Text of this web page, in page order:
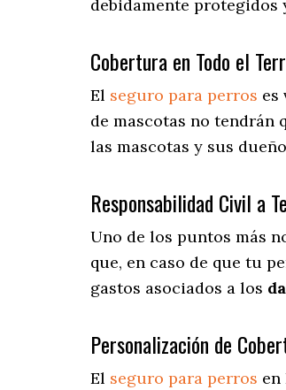
debidamente protegidos
Cobertura en Todo el
El seguro para perros es
de mascotas no tendrán
las mascotas y sus
Responsabilidad Civil a
Uno de los puntos más
que, en caso de que tu
gastos asociados a los
Personalización de
El seguro para perros en